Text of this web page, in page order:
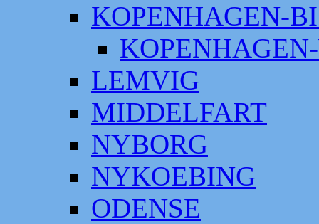
KOPENHAGEN-
LEMVIG
MIDDELFART
NYBORG
NYKOEBING
ODENSE